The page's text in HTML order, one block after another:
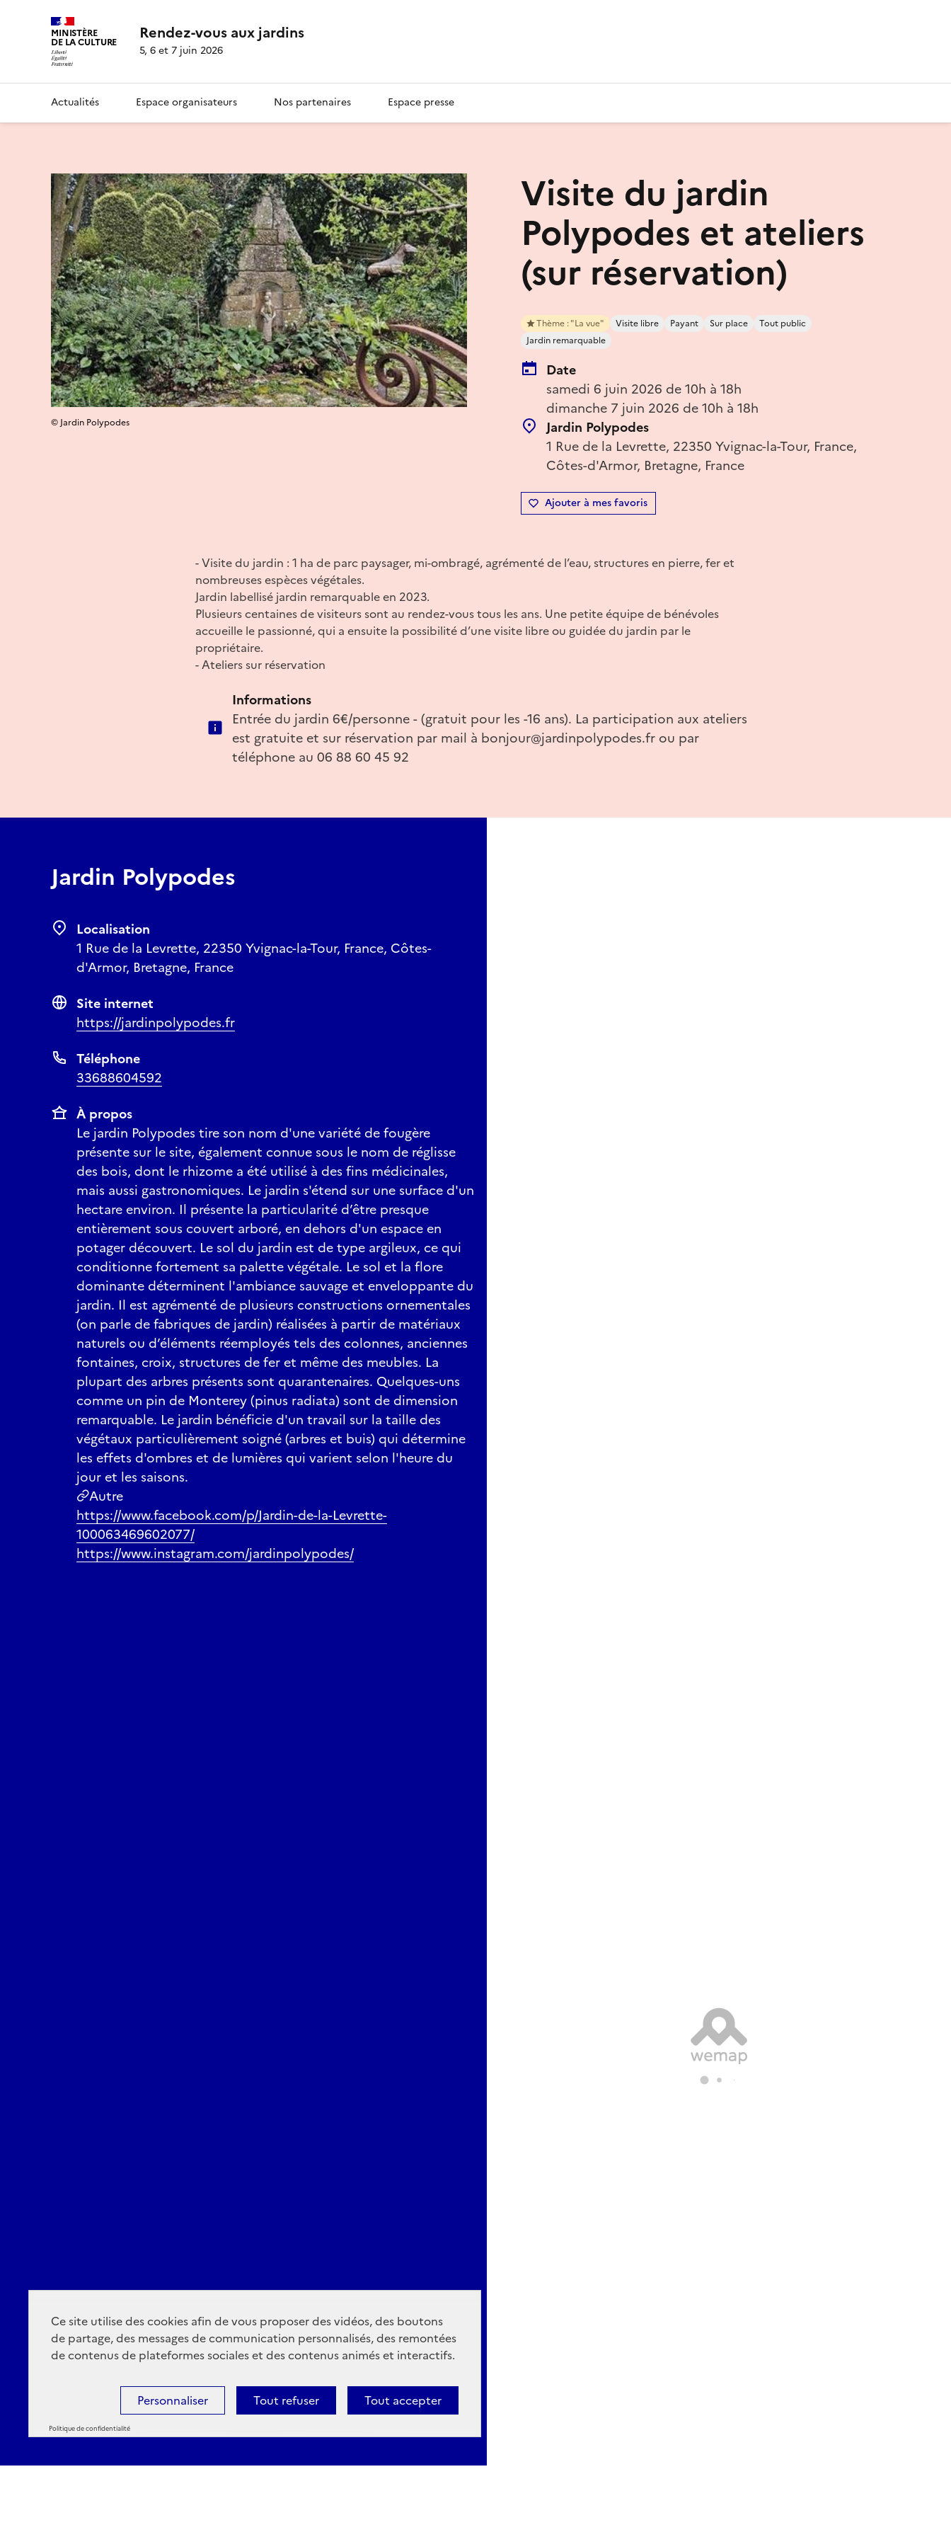
Ce site utilise des cookies afin de vous proposer des vidéos, des boutons
de partage, des messages de communication personnalisés, des remontées
de contenus de plateformes sociales et des contenus animés et interactifs.
Tout accepter
Tout refuser
Personnaliser
Politique de confidentialité
MINISTÈRE
DE LA CULTURE Rendez-vous aux jardins
5, 6 et 7 juin 2026
Actualités Espace organisateurs Nos partenaires Espace presse
Visite du jardin
Polypodes et ateliers
(sur réservation)
Thème : "La vue" Visite libre Payant Sur place
Tout public
Jardin remarquable
Date
samedi 6 juin 2026 de 10h à 18h
dimanche 7 juin 2026 de 10h à 18h
Jardin Polypodes
1 Rue de la Levrette, 22350 Yvignac-la-Tour, France,
Côtes-d'Armor, Bretagne, France
Ajouter à mes favoris
© Jardin Polypodes
- Visite du jardin : 1 ha de parc paysager, mi-ombragé, agrémenté de l’eau, structures en pierre, fer et
nombreuses espèces végétales.
Jardin labellisé jardin remarquable en 2023.
Plusieurs centaines de visiteurs sont au rendez-vous tous les ans. Une petite équipe de bénévoles
accueille le passionné, qui a ensuite la possibilité d’une visite libre ou guidée du jardin par le
propriétaire.
- Ateliers sur réservation
Informations
Entrée du jardin 6€/personne - (gratuit pour les -16 ans). La participation aux ateliers
est gratuite et sur réservation par mail à bonjour@jardinpolypodes.fr ou par
téléphone au 06 88 60 45 92
Jardin Polypodes
Localisation
1 Rue de la Levrette, 22350 Yvignac-la-Tour, France, Côtes-
d'Armor, Bretagne, France
Site internet
https://jardinpolypodes.fr
Téléphone
33688604592
À propos
Le jardin Polypodes tire son nom d'une variété de fougère
présente sur le site, également connue sous le nom de réglisse
des bois, dont le rhizome a été utilisé à des fins médicinales,
mais aussi gastronomiques. Le jardin s'étend sur une surface d'un
hectare environ. Il présente la particularité d’être presque
entièrement sous couvert arboré, en dehors d'un espace en
potager découvert. Le sol du jardin est de type argileux, ce qui
conditionne fortement sa palette végétale. Le sol et la flore
dominante déterminent l'ambiance sauvage et enveloppante du
jardin. Il est agrémenté de plusieurs constructions ornementales
(on parle de fabriques de jardin) réalisées à partir de matériaux
naturels ou d’éléments réemployés tels des colonnes, anciennes
fontaines, croix, structures de fer et même des meubles. La
plupart des arbres présents sont quarantenaires. Quelques-uns
comme un pin de Monterey (pinus radiata) sont de dimension
remarquable. Le jardin bénéficie d'un travail sur la taille des
végétaux particulièrement soigné (arbres et buis) qui détermine
les effets d'ombres et de lumières qui varient selon l'heure du
jour et les saisons.
Autre
https://www.facebook.com/p/Jardin-de-la-Levrette-
100063469602077/
https://www.instagram.com/jardinpolypodes/